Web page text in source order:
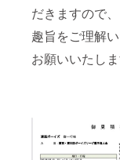
だきますので、
趣旨をご理解
お願いいたしま